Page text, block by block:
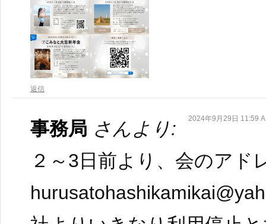
返信
事務局 さんより: 2024年9月29日 11:59
２～3日前より、会のアド